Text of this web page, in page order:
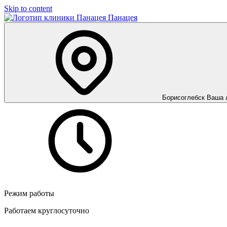
Skip to content
Панацея
Борисоглебск Ваша
Режим работы
Работаем круглосуточно